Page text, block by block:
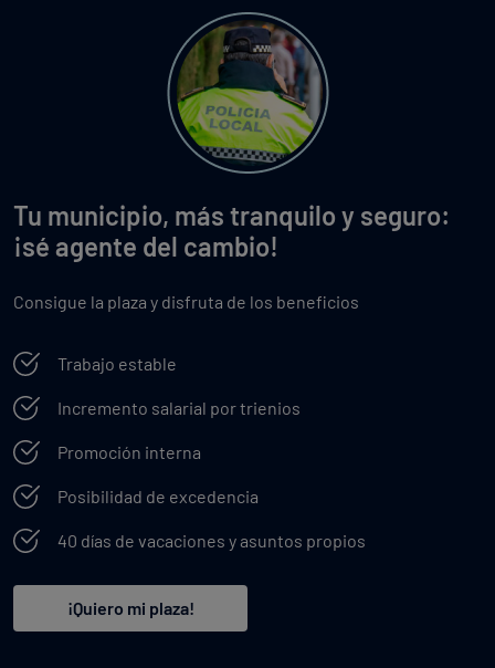
Tu municipio, más tranquilo y seguro:
¡sé agente del cambio!
Consigue la plaza y disfruta de los beneficios
Trabajo estable
Incremento salarial por trienios
Promoción interna
Posibilidad de excedencia
40 días de vacaciones y asuntos propios
¡Quiero mi plaza!